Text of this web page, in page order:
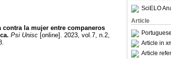
SciELO
Article
Article in
Article
contra la mujer entre companeros
Psi Unisc [online]. 2023, vol.7, n.2,